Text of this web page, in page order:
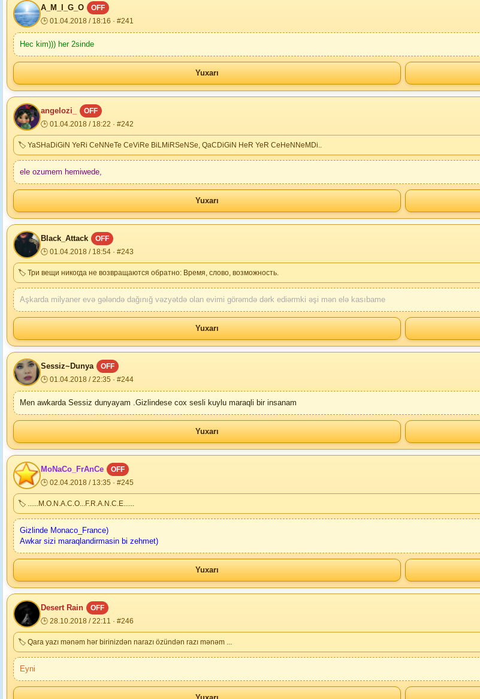
A_M_I_G_O
OFF
🕒 01.04.2018 / 18:16 · #241
Hec kim))) her 2sinde
Yuxarı
angelozi_
OFF
🕒 01.04.2018 / 18:22 · #242
🏷 YaSHaDiGiN YeRi CeNNeTe CeViRe BiLMiRSeNSe, QaCDiGiN HeR YeR CeHeNNeMDi..
ele ozumem hemiwede,
Yuxarı
Black_Attack
OFF
🕒 01.04.2018 / 18:54 · #243
🏷 Три вещи никогда не возвращаются обратно: Время, слово, возможность.
Aşkarda milyaner evə gələndə dağınığ vəzyətdə olan evimi görəmdə dərk ediərmki əşi mən elə kasıbame
Yuxarı
Sessiz~Dunya
OFF
🕒 01.04.2018 / 22:35 · #244
Men awkarda Sessiz dunyayam .Gizlindese cox sesli kuylu maraqli bir insanam
Yuxarı
MoNaCo_FrAnCe
OFF
🕒 02.04.2018 / 13:35 · #245
🏷 ......M.O.N.A.C.O...F.R.A.N.C.E......
Gizlinde Monaco_France)
Awkar sizi maraqlandirmasin bi zehmet)
Yuxarı
Desert Rain
OFF
🕒 28.10.2018 / 22:11 · #246
🏷 Qara yazı mənəm hər birinizdən narazı özündən razı mənəm ...
Eyni